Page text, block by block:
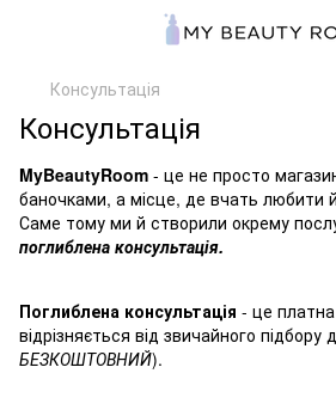
Консультація
Консультація
MyBeautyRoom - це не просто
баночками, а місце, де вчать любити
Саме тому ми й створили окрему
поглиблена консультація.
Поглиблена консультація - це
відрізняється від звичайного підбору
БЕЗКОШТОВНИЙ).